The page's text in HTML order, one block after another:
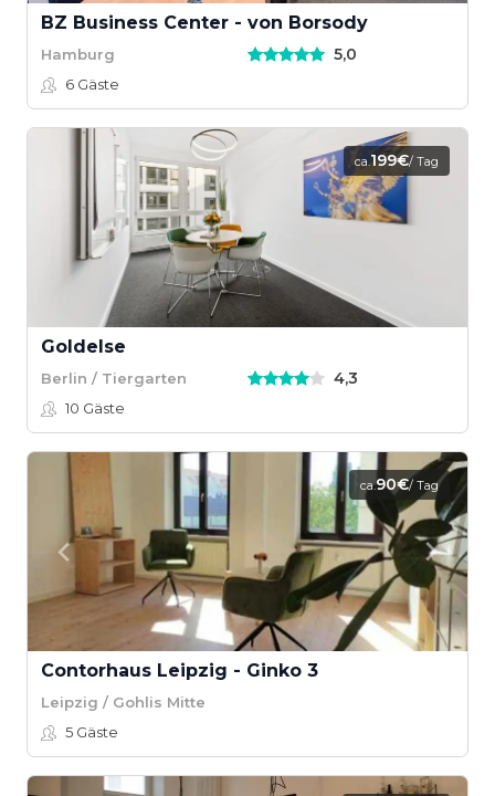
BZ Business Center - von Borsody
Hamburg 5,0
6 Gäste
ca.199€/ Tag
Goldelse
Berlin / Tiergarten 4,3
10 Gäste
ca.90€/ Tag
Contorhaus Leipzig - Ginko 3
Leipzig / Gohlis Mitte
5 Gäste